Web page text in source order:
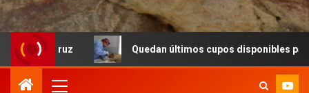
Quedan últimos cupos disponibles para